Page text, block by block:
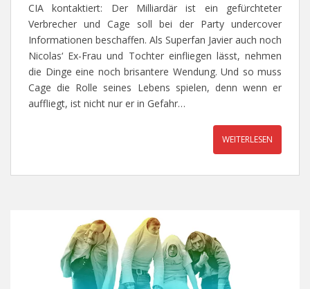
CIA kontaktiert: Der Milliardär ist ein gefürchteter
Verbrecher und Cage soll bei der Party undercover
Informationen beschaffen. Als Superfan Javier auch noch
Nicolas‘ Ex-Frau und Tochter einfliegen lässt, nehmen
die Dinge eine noch brisantere Wendung. Und so muss
Cage die Rolle seines Lebens spielen, denn wenn er
auffliegt, ist nicht nur er in Gefahr…
WEITERLESEN